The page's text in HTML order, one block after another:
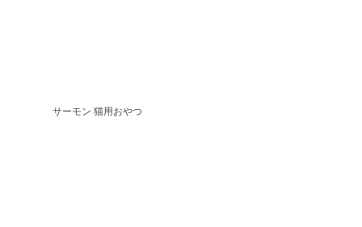
サーモン 猫用おやつ